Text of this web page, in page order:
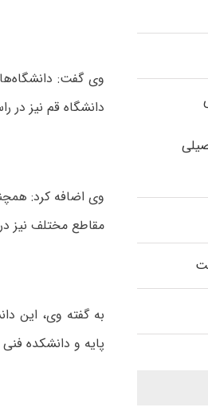
وی گفت:
دانشگاه قم نیز
مقاطع مختلف نیز
به گفته وی، این
پایه و دانشکده